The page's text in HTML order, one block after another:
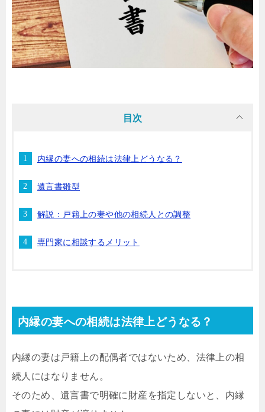
目次
内縁の妻への相続は法律上どうなる？
遺言書雛型
解説：戸籍上の妻や他の相続人との調整
専門家に相談するメリット
内縁の妻への相続は法律上どうなる？
内縁の妻は戸籍上の配偶者ではないため、法律上の相
続人にはなりません。
そのため、遺言書で明確に財産を指定しないと、内縁